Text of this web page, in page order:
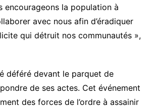
encourageons la population à
avec nous afin d’éradiquer
qui détruit nos communautés »,
déféré devant le parquet de
de ses actes. Cet événement
des forces de l’ordre à assainir